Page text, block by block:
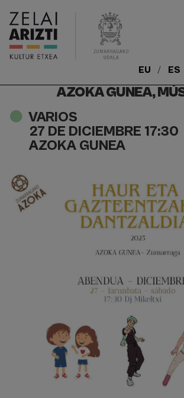
EU ES
AZOKA GUNEA,
VARIOS
27 DE DICIEMBRE 17:30
AZOKA GUNEA